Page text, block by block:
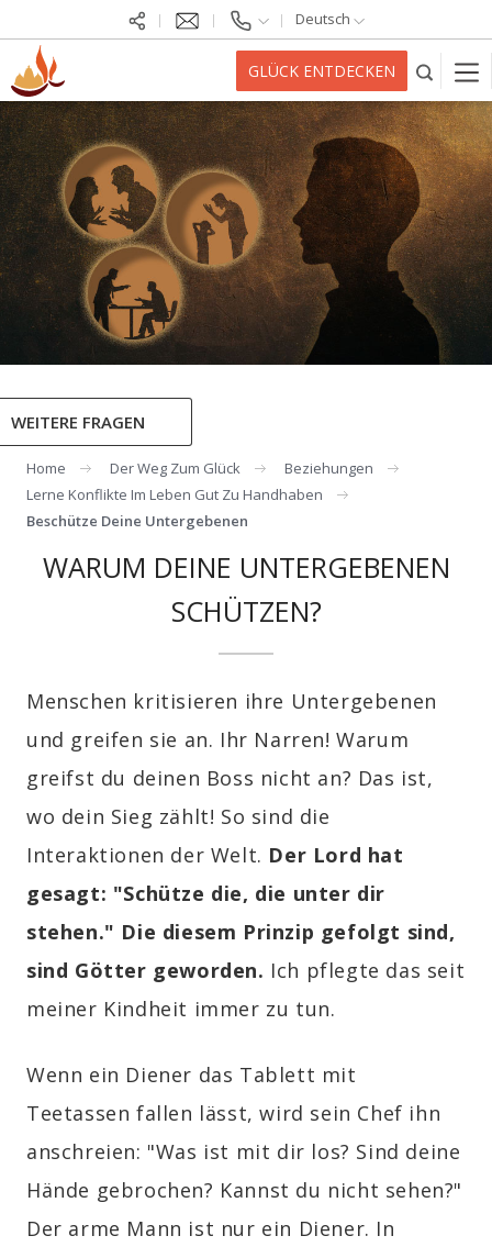
Deutsch
GLÜCK ENTDECKEN
WEITERE FRAGEN
Home Der Weg Zum Glück
Beziehungen
Lerne Konflikte Im Leben Gut Zu Handhaben
Beschütze Deine Untergebenen
WARUM DEINE UNTERGEBENEN
SCHÜTZEN?
Menschen kritisieren ihre Untergebenen
und greifen sie an. Ihr Narren! Warum
greifst du deinen Boss nicht an? Das ist,
wo dein Sieg zählt! So sind die
Interaktionen der Welt. Der Lord hat
gesagt: "Schütze die, die unter dir
stehen." Die diesem Prinzip gefolgt sind,
sind Götter geworden. Ich pflegte das seit
meiner Kindheit immer zu tun.
Wenn ein Diener das Tablett mit
Teetassen fallen lässt, wird sein Chef ihn
anschreien: "Was ist mit dir los? Sind deine
Hände gebrochen? Kannst du nicht sehen?"
Der arme Mann ist nur ein Diener. In